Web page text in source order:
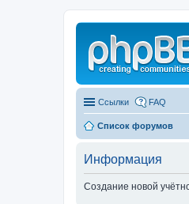
Ссылки FAQ
Список форумов
Информация
Создание новой